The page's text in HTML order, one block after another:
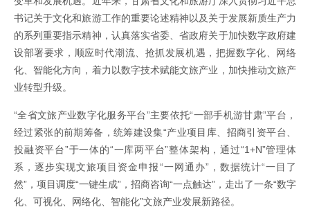
书记关于文化和旅游工作的重要论述精神以及关于发展新质生产力
的系列重要指示精神，认真落实省委、省政府关于加快数字政府建
设部署要求，顺应时代潮流、抢抓发展机遇，把握数字化、网络
化、智能化方向，着力以数字技术赋能文旅产业，加快推动文旅产
业转型升级。
“全省文旅产业数字化服务平台”主要依托“一部手机游甘肃”平台，
经过紧张的前期筹备，统筹建设集“产业项目库、招商引资平台、
投融资平台”于一体的“一库两平台”整体架构，通过“1+N”管理体
系，逐步实现文旅项目资金申报“一网通办”，数据统计“一目了
然”，项目调度“一键生成”，招商咨询“一点触达”，走出了一条“数字
化、可视化、网络化、智能化”文旅产业发展新路径。